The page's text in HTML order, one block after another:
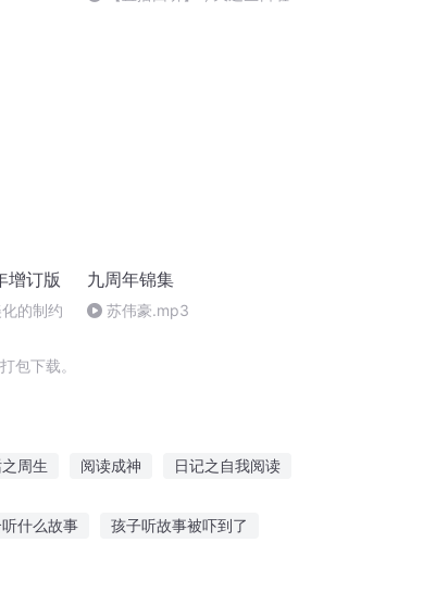
增订版
的制约
九周年锦集
苏伟豪.mp3
包下载。
周生 阅读成神 日记之自我阅读
什么故事 孩子听故事被吓到了